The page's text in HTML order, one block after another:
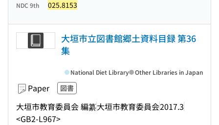
NDC 9th 025.8153
大垣市立図書館郷土資料目録 第36
集
Paper 図書
大垣市教育委員会 編纂大垣市教育委員会2017.3
<GB2-L967>
National Diet Library Other Libraries in Japan